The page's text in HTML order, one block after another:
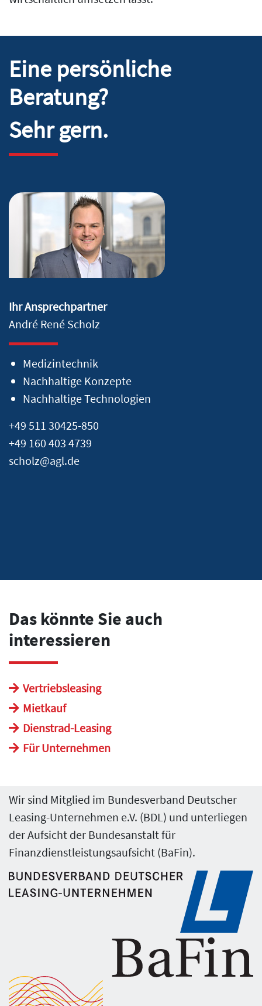
Eine persönliche
Beratung?
Sehr gern.
Ihr Ansprechpartner
André René Scholz
Medizintechnik
Nachhaltige Konzepte
Nachhaltige Technologien
+49 511 30425-850
+49 160 403 4739
scholz@agl.de
Das könnte Sie auch
interessieren
Vertriebsleasing
Mietkauf
Dienstrad-Leasing
Für Unternehmen
Wir sind Mitglied im Bundesverband Deutscher
Leasing-Unternehmen e.V. (BDL) und unterliegen
der Aufsicht der Bundesanstalt für
Finanzdienstleistungsaufsicht (BaFin).